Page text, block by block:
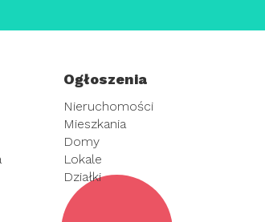
Ogłoszenia
Nieruchomości
Mieszkania
Domy
Lokale
Działki